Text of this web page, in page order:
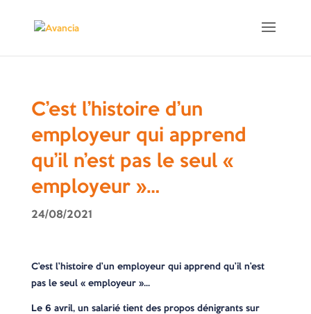
C’est l’histoire d’un
employeur qui apprend
qu’il n’est pas le seul «
employeur »…
24/08/2021
C’est l’histoire d’un employeur qui apprend qu’il n’est
pas le seul « employeur »…
Le 6 avril, un salarié tient des propos dénigrants sur